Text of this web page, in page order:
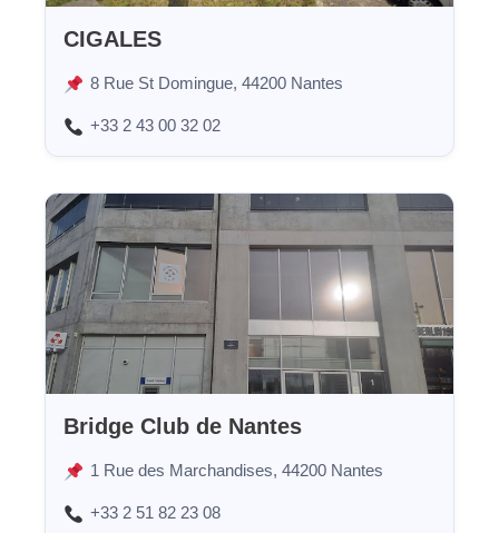
CIGALES
8 Rue St Domingue, 44200 Nantes
+33 2 43 00 32 02
Bridge Club de Nantes
1 Rue des Marchandises, 44200 Nantes
+33 2 51 82 23 08